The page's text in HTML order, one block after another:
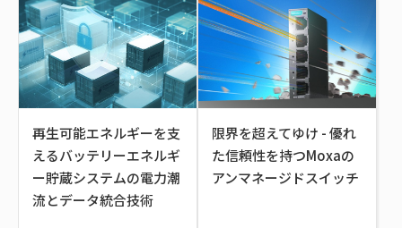
再生可能エネルギーを支
えるバッテリーエネルギ
ー貯蔵システムの電力潮
流とデータ統合技術
限界を超えてゆけ - 優れ
た信頼性を持つMoxaの
アンマネージドスイッチ